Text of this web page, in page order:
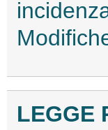
LEGGE